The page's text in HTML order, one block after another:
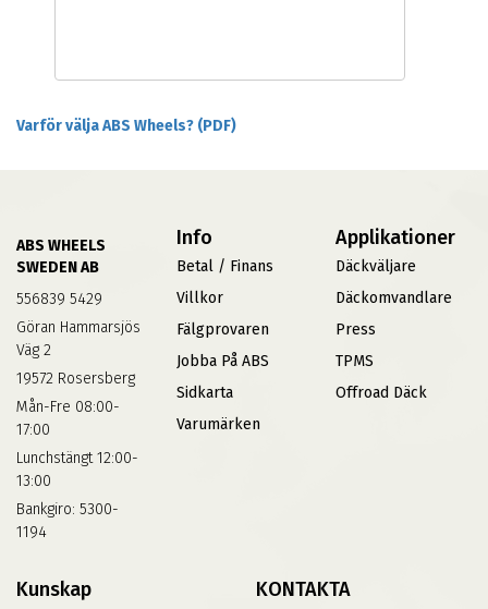
Varför välja ABS Wheels? (PDF)
ABS WHEELS
SWEDEN AB
556839 5429
Göran Hammarsjös
Väg 2
19572 Rosersberg
Mån-Fre 08:00-
17:00
Lunchstängt 12:00-
13:00
Bankgiro: 5300-
1194
Info
Betal / Finans
Villkor
Fälgprovaren
Jobba På ABS
Sidkarta
Varumärken
Applikationer
Däckväljare
Däckomvandlare
Press
TPMS
Offroad Däck
Kunskap KONTAKTA